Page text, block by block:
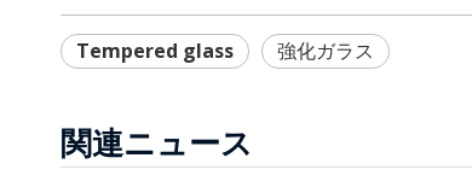
Tempered glass 強化ガラス
関連ニュース